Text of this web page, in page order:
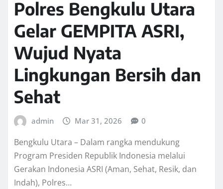
Polres Bengkulu Utara
Gelar GEMPITA ASRI,
Wujud Nyata
Lingkungan Bersih dan
Sehat
admin Mar 31, 2026 0
Bengkulu Utara – Dalam rangka mendukung
Program Presiden Republik Indonesia melalui
Gerakan Indonesia ASRI (Aman, Sehat, Resik, dan
Indah), Polres…